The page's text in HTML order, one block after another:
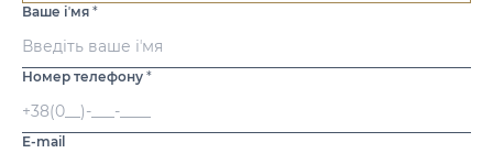
Ваше іʼмя *
Номер телефону *
E-mail